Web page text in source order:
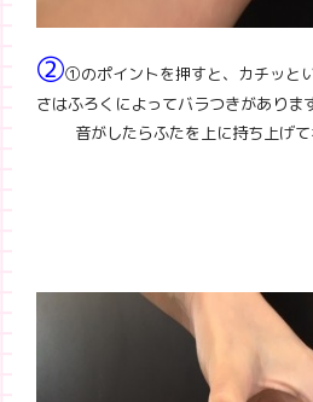
②①のポイントを押すと、カチッと
さはふろくによってバラつきがありま
音がしたらふたを上に持ち上げて